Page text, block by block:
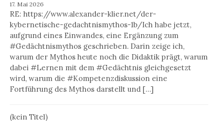
17. Mai 2026
RE: https://www.alexander-klier.net/der-
kybernetische-gedachtnismythos-1b/Ich habe jetzt,
aufgrund eines Einwandes, eine Ergänzung zum
#Gedächtnismythos geschrieben. Darin zeige ich,
warum der Mythos heute noch die Didaktik prägt, warum
dabei #Lernen mit dem #Gedächtnis gleichgesetzt
wird, warum die #Kompetenzdiskussion eine
Fortführung des Mythos darstellt und […]
(kein Titel)